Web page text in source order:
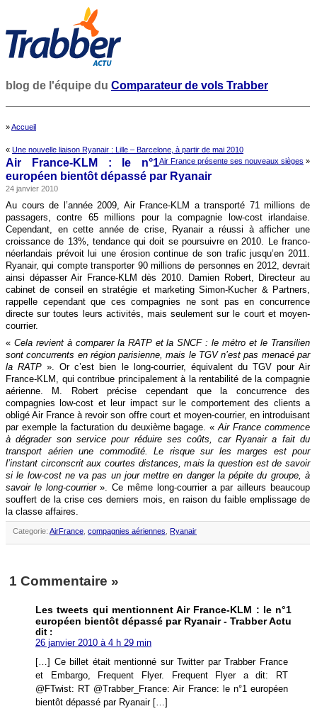
blog de l'équipe du Comparateur de vols Trabber
»Accueil
« Une nouvelle liaison Ryanair : Lille – Barcelone, à partir de mai 2010
Air France présente ses nouveaux sièges »
Air France-KLM : le n°1
européen bientôt dépassé par Ryanair
24 janvier 2010
Au cours de l’année 2009, Air France-KLM a transporté 71 millions de
passagers, contre 65 millions pour la compagnie low-cost irlandaise.
Cependant, en cette année de crise, Ryanair a réussi à afficher une
croissance de 13%, tendance qui doit se poursuivre en 2010. Le franco-
néerlandais prévoit lui une érosion continue de son trafic jusqu’en 2011.
Ryanair, qui compte transporter 90 millions de personnes en 2012, devrait
ainsi dépasser Air France-KLM dès 2010. Damien Robert, Directeur au
cabinet de conseil en stratégie et marketing Simon-Kucher & Partners,
rappelle cependant que ces compagnies ne sont pas en concurrence
directe sur toutes leurs activités, mais seulement sur le court et moyen-
courrier.
« Cela revient à comparer la RATP et la SNCF : le métro et le Transilien
sont concurrents en région parisienne, mais le TGV n’est pas menacé par
la RATP». Or c’est bien le long-courrier, équivalent du TGV pour Air
France-KLM, qui contribue principalement à la rentabilité de la compagnie
aérienne. M. Robert précise cependant que la concurrence des
compagnies low-cost et leur impact sur le comportement des clients a
obligé Air France à revoir son offre court et moyen-courrier, en introduisant
par exemple la facturation du deuxième bagage. «Air France commence
à dégrader son service pour réduire ses coûts, car Ryanair a fait du
transport aérien une commodité. Le risque sur les marges est pour
l’instant circonscrit aux courtes distances, mais la question est de savoir
si le low-cost ne va pas un jour mettre en danger la pépite du groupe, à
savoir le long-courrier». Ce même long-courrier a par ailleurs beaucoup
souffert de la crise ces derniers mois, en raison du faible emplissage de
la classe affaires.
Categorie: AirFrance compagnies aériennes Ryanair
1 Commentaire »
Les tweets qui mentionnent Air France-KLM : le n°1
européen bientôt dépassé par Ryanair - Trabber Actu
dit :
26 janvier 2010 à 4 h 29 min
[…] Ce billet était mentionné sur Twitter par Trabber France
et Embargo, Frequent Flyer. Frequent Flyer a dit: RT
@FTwist: RT @Trabber_France: Air France: le n°1 européen
bientôt dépassé par Ryanair […]